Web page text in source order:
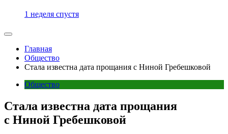
1 неделя спустя
Главная
Общество
Стала известна дата прощания с Ниной Гребешковой
Общество
Стала известна дата прощания
с Ниной Гребешковой